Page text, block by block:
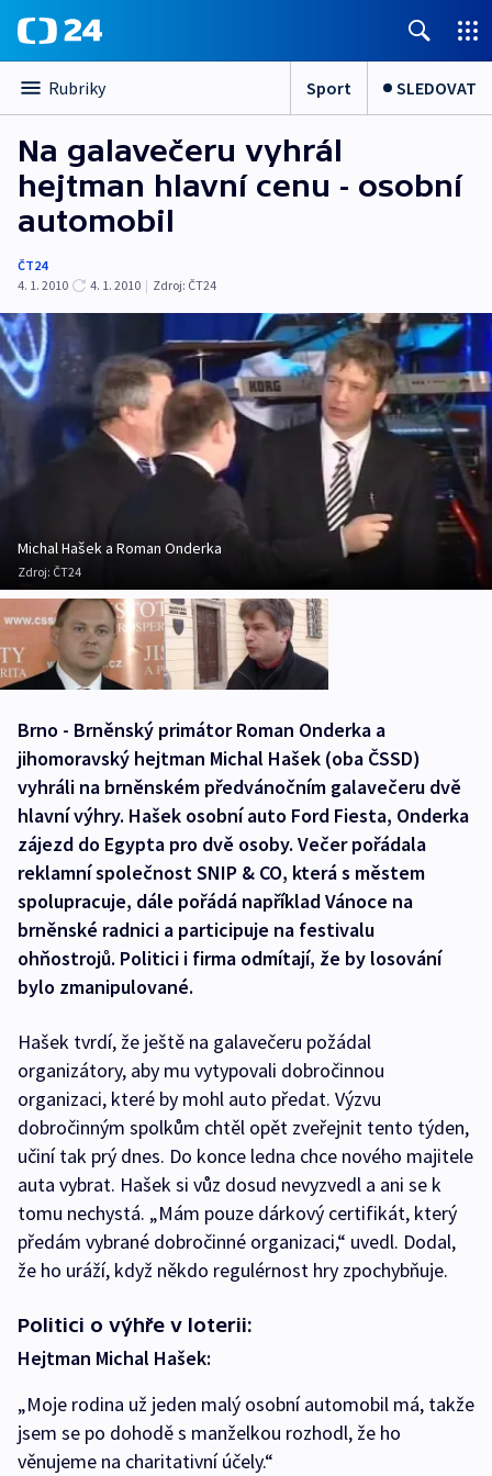
Rubriky Sport SLEDOVAT
Na galavečeru vyhrál
hejtman hlavní cenu - osobní
automobil
ČT24
4. 1. 2010
4. 1. 2010 | Zdroj: ČT24
Michal Hašek a Roman Onderka
Zdroj: ČT24
Brno - Brněnský primátor Roman Onderka a
jihomoravský hejtman Michal Hašek (oba ČSSD)
vyhráli na brněnském předvánočním galavečeru dvě
hlavní výhry. Hašek osobní auto Ford Fiesta, Onderka
zájezd do Egypta pro dvě osoby. Večer pořádala
reklamní společnost SNIP & CO, která s městem
spolupracuje, dále pořádá například Vánoce na
brněnské radnici a participuje na festivalu
ohňostrojů. Politici i firma odmítají, že by losování
bylo zmanipulované.
Hašek tvrdí, že ještě na galavečeru požádal
organizátory, aby mu vytypovali dobročinnou
organizaci, které by mohl auto předat. Výzvu
dobročinným spolkům chtěl opět zveřejnit tento týden,
učiní tak prý dnes. Do konce ledna chce nového majitele
auta vybrat. Hašek si vůz dosud nevyzvedl a ani se k
tomu nechystá. „Mám pouze dárkový certifikát, který
předám vybrané dobročinné organizaci,“ uvedl. Dodal,
že ho uráží, když někdo regulérnost hry zpochybňuje.
Politici o výhře v loterii:
Hejtman Michal Hašek:
„Moje rodina už jeden malý osobní automobil má, takže
jsem se po dohodě s manželkou rozhodl, že ho
věnujeme na charitativní účely.“